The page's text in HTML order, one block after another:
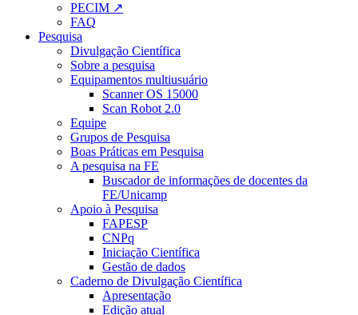
PECIM ↗
FAQ
Pesquisa
Divulgação Científica
Sobre a pesquisa
Equipamentos multiusuário
Scanner OS 15000
Scan Robot 2.0
Equipe
Grupos de Pesquisa
Boas Práticas em Pesquisa
A pesquisa na FE
Buscador de informações de docentes da
FE/Unicamp
Apoio à Pesquisa
FAPESP
CNPq
Iniciação Científica
Gestão de dados
Caderno de Divulgação Científica
Apresentação
Edição atual